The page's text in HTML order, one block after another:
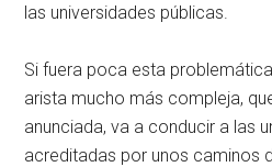
las universidades públicas.
Si fuera poca esta
arista mucho más compleja,
anunciada, va a conducir a las
acreditadas por unos caminos